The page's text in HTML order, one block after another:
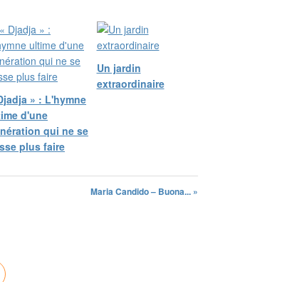
» : L'hymne
d'une
qui ne se
plus faire
Un jardin
extraordinaire
Maria Candido – Buona... »